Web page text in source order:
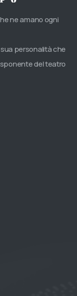
ne amano ogni
personalità che
del teatro